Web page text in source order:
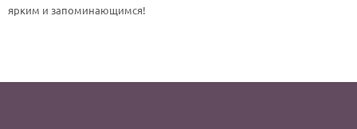
ярким и запоминающимся!